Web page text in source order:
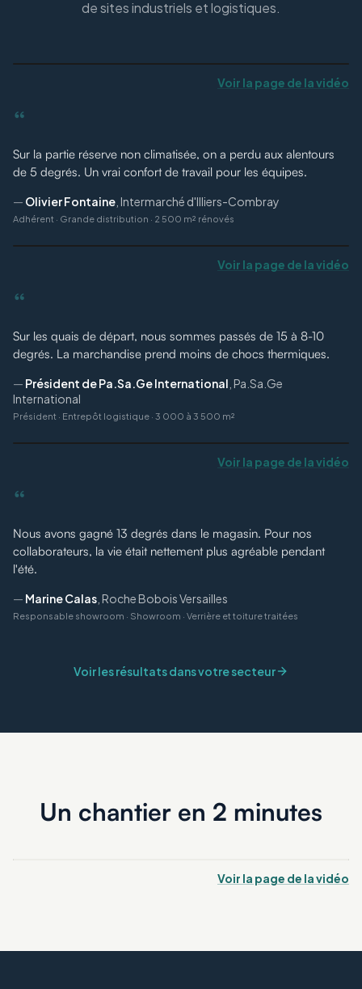
de sites industriels et logistiques.
Voir la page de la vidéo
“
Sur la partie réserve non climatisée, on a perdu aux alentours
de 5 degrés. Un vrai confort de travail pour les équipes.
— Olivier Fontaine Intermarché d'Illiers-Combray
Adhérent · Grande distribution · 2 500 m² rénovés
Voir la page de la vidéo
“
Sur les quais de départ, nous sommes passés de 15 à 8-10
degrés. La marchandise prend moins de chocs thermiques.
— Président de Pa.Sa.Ge International Pa.Sa.Ge
International
Président · Entrepôt logistique · 3 000 à 3 500 m²
Voir la page de la vidéo
“
Nous avons gagné 13 degrés dans le magasin. Pour nos
collaborateurs, la vie était nettement plus agréable pendant
l'été.
— Marine Calas Roche Bobois Versailles
Responsable showroom · Showroom · Verrière et toiture traitées
Voir les résultats dans votre secteur
Un chantier en 2 minutes
Voir la page de la vidéo